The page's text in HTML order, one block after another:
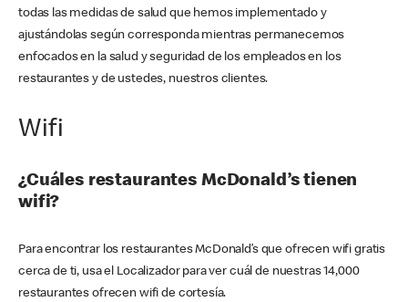
todas las medidas de salud que hemos implementado y
ajustándolas según corresponda mientras permanecemos
enfocados en la salud y seguridad de los empleados en los
restaurantes y de ustedes, nuestros clientes.
Wifi
¿Cuáles restaurantes McDonald’s tienen
wifi?
Para encontrar los restaurantes McDonald’s que ofrecen wifi gratis
cerca de ti, usa el Localizador para ver cuál de nuestras 14,000
restaurantes ofrecen wifi de cortesía.